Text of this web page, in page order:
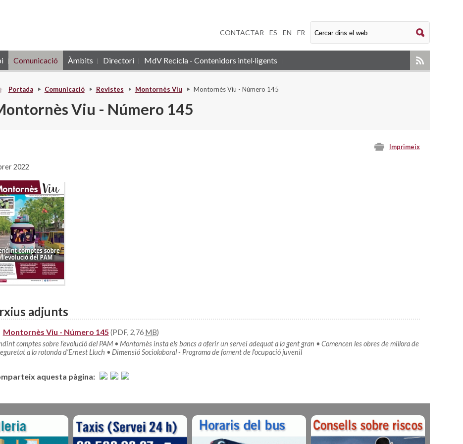
CONTACTAR ES EN FR
Comunicació Àmbits Directori MdV Recicla - Contenidors intel·ligents
Portada Comunicació Revistes Montornès Viu Montornès Viu - Número 145
Viu - Número 145
Imprimeix
2022
adjunts
Montornès Viu - Número 145 (PDF, 2,76 MB)
comptes sobre l’evolució del PAM • Montornès insta els bancs a oferir un servei adequat a la gent gran • Comencen les obres de millora de
a la rotonda d’Ernest Lluch • Dimensió Sociolaboral - Programa de foment de l’ocupació juvenil
aquesta pàgina: